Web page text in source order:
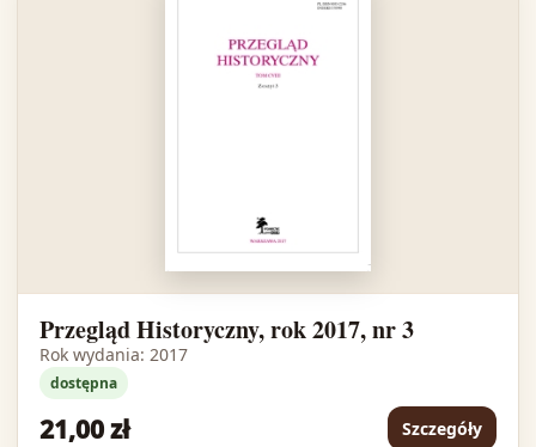
Przegląd Historyczny, rok 2017, nr 3
Rok wydania: 2017
dostępna
21,00 zł Szczegóły